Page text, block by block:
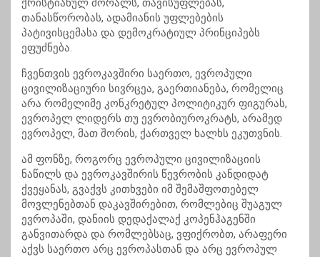
ქრისტიანულ მორალს, თავისუფლებას,
თანასწორობას, ადამიანის უფლებების
პატივისცემასა და დემოკრატიულ პრინციპებს
ეფუძნება.
ჩვენთვის ევროკავშირი საერთო, ევროპული
ცივილიზაციური სივრცეა, გაერთიანება, რომელიც
არა რომელიმე კონკრეტულ პოლიტიკურ ფიგურას,
ევროპელ ლიდერს თუ ევრობიუროკრატს, არამედ
ევროპელ, მათ შორის, ქართველ ხალხს ეკუთვნის.
ამ ფონზე, როგორც ევროპული ცივილიზაციის
ნაწილს და ევროკავშირის წევრობის კანდიდატ
ქვეყანას, გვაქვს კითხვები იმ შემაშფოთებელ
მოვლენებთან დაკავშირებით, რომლებიც შუაგულ
ევროპაში, დანიის დედაქალაქ კოპენჰაგენში
განვითარდა და რომლებსაც, ვფიქრობთ, არაფერი
აქვს საერთო არც ევროპასთან და არც ევროპულ